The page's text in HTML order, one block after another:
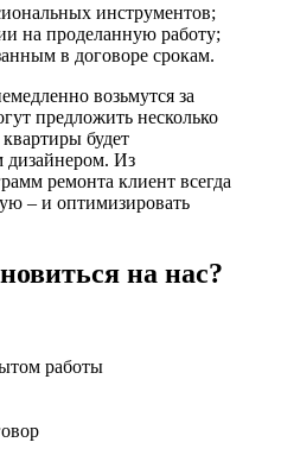
инструментов;
на проделанную работу;
в договоре срокам.
возьмутся за
предложить несколько
будет
дизайнером. Из
ремонта клиент всегда
– и оптимизировать
на нас?
работы